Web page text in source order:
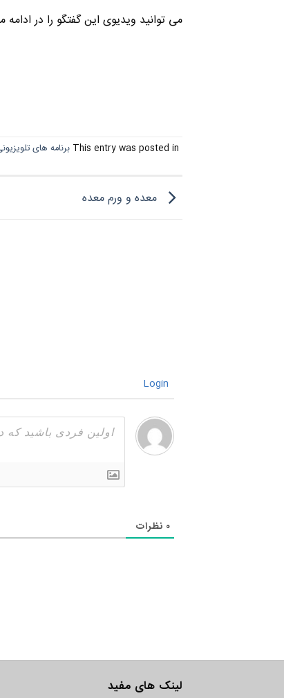
می توانید ویدیوی این گفتگو را در
This entry was posted in برنامه های
معده و ورم معده
۰ نظرات
لینک های مفید